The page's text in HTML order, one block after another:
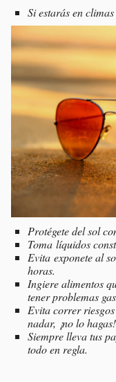
Si estarás en
Protégete del sol
Toma líquidos
Evita exponete al
horas.
Ingiere alimentos
tener problemas
Evita correr
nadar, ¡no lo hagas!
Siempre lleva tus
todo en regla.